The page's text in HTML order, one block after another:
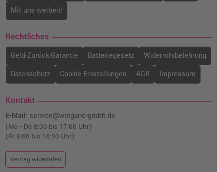
Mit uns werben!
Rechtliches
Geld-Zurück-Garantie Batteriegesetz
Widerrufsbelehrung
Datenschutz
Cookie Einstellungen AGB Impressum
Kontakt
E-Mail: service@wiegand-gmbh.de
(Mo - Do 8:00 bis 17:00 Uhr)
(Fr 8:00 bis 16:00 Uhr)
Vertrag widerrufen